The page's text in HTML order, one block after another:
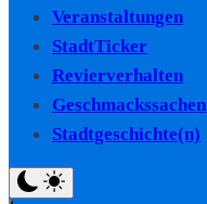
Veranstaltungen
StadtTicker
Revierverhalten
Geschmackssachen
Stadtgeschichte(n)